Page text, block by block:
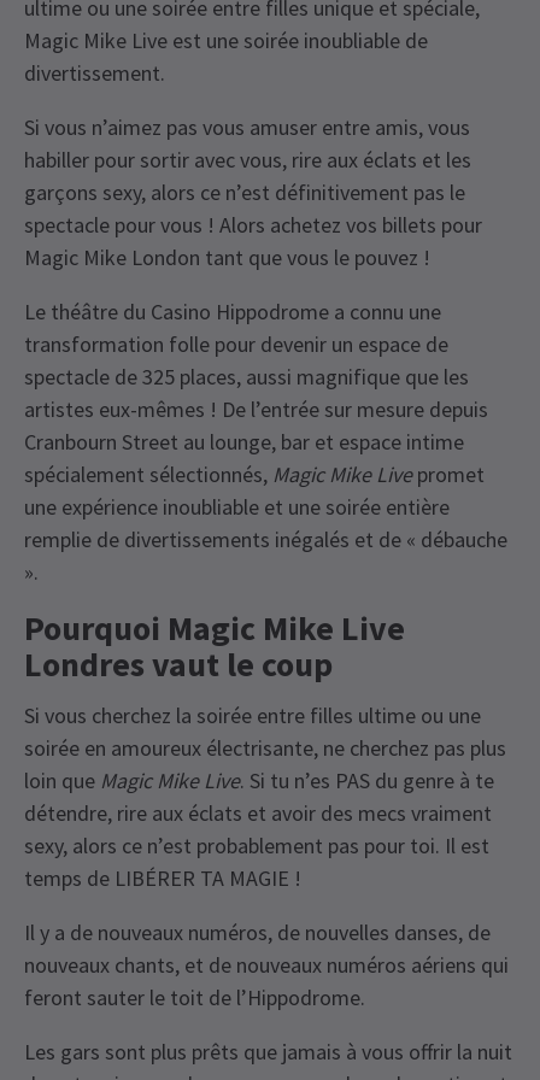
ultime ou une soirée entre filles unique et spéciale,
Magic Mike Live est une soirée inoubliable de
divertissement.
Si vous n’aimez pas vous amuser entre amis, vous
habiller pour sortir avec vous, rire aux éclats et les
garçons sexy, alors ce n’est définitivement pas le
spectacle pour vous ! Alors achetez vos billets pour
Magic Mike London tant que vous le pouvez !
Le théâtre du Casino Hippodrome a connu une
transformation folle pour devenir un espace de
spectacle de 325 places, aussi magnifique que les
artistes eux-mêmes ! De l’entrée sur mesure depuis
Cranbourn Street au lounge, bar et espace intime
spécialement sélectionnés, Magic Mike Livepromet
une expérience inoubliable et une soirée entière
remplie de divertissements inégalés et de « débauche
».
Pourquoi Magic Mike Live
Londres vaut le coup
Si vous cherchez la soirée entre filles ultime ou une
soirée en amoureux électrisante, ne cherchez pas plus
loin que Magic Mike Live. Si tu n’es PAS du genre à te
détendre, rire aux éclats et avoir des mecs vraiment
sexy, alors ce n’est probablement pas pour toi. Il est
temps de LIBÉRER TA MAGIE !
Il y a de nouveaux numéros, de nouvelles danses, de
nouveaux chants, et de nouveaux numéros aériens qui
feront sauter le toit de l’Hippodrome.
Les gars sont plus prêts que jamais à vous offrir la nuit